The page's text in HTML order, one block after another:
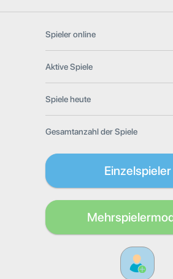
Spieler online
Aktive Spiele
Spiele heute
Gesamtanzahl der Spiele
Einzelspieler